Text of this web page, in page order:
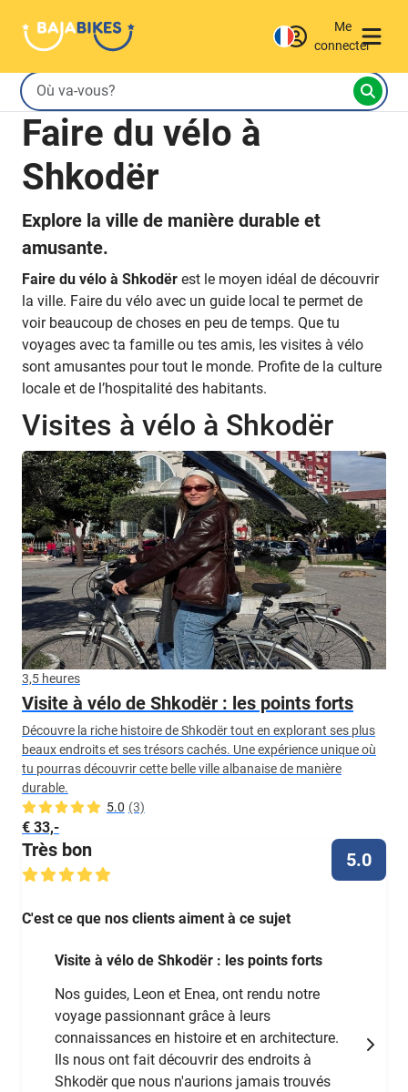
Me
connecter
Faire du vélo à
Shkodër
Explore la ville de manière durable et
amusante.
Faire du vélo à Shkodër est le moyen idéal de découvrir
la ville. Faire du vélo avec un guide local te permet de
voir beaucoup de choses en peu de temps. Que tu
voyages avec ta famille ou tes amis, les visites à vélo
sont amusantes pour tout le monde. Profite de la culture
locale et de l’hospitalité des habitants.
Visites à vélo à Shkodër
3,5 heures
Visite à vélo de Shkodër : les points forts
Découvre la riche histoire de Shkodër tout en explorant ses plus
beaux endroits et ses trésors cachés. Une expérience unique où
tu pourras découvrir cette belle ville albanaise de manière
durable.
5.0 (3)
€ 33,-
Très bon 5.0
C'est ce que nos clients aiment à ce sujet
Visite à vélo de Shkodër : les points forts
Nos guides, Leon et Enea, ont rendu notre
voyage passionnant grâce à leurs
connaissances en histoire et en architecture.
Ils nous ont fait découvrir des endroits à
Shkodër que nous n'aurions jamais trouvés